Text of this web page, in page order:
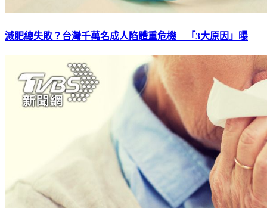
減肥總失敗？台灣千萬名成人陷體重危機 「3大原因」曝